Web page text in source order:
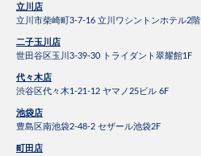
立川店
立川市柴崎町3-7-16 立川ワシントンホテル2階
二子玉川店
世田谷区玉川3-39-30 トライダント翠耀館1F
代々木店
渋谷区代々木1-21-12 ヤマノ25ビル 6F
池袋店
豊島区南池袋2-48-2 セザール池袋2F
町田店